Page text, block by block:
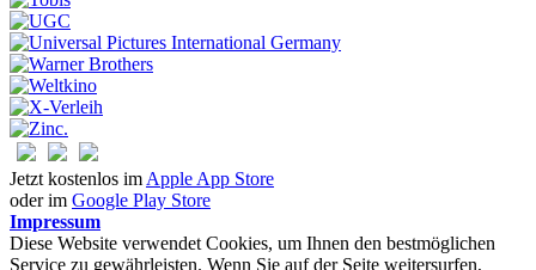
Jetzt kostenlos im Apple App Store
oder im Google Play Store
Impressum
Diese Website verwendet Cookies, um Ihnen den bestmöglichen
Service zu gewährleisten. Wenn Sie auf der Seite weitersurfen,